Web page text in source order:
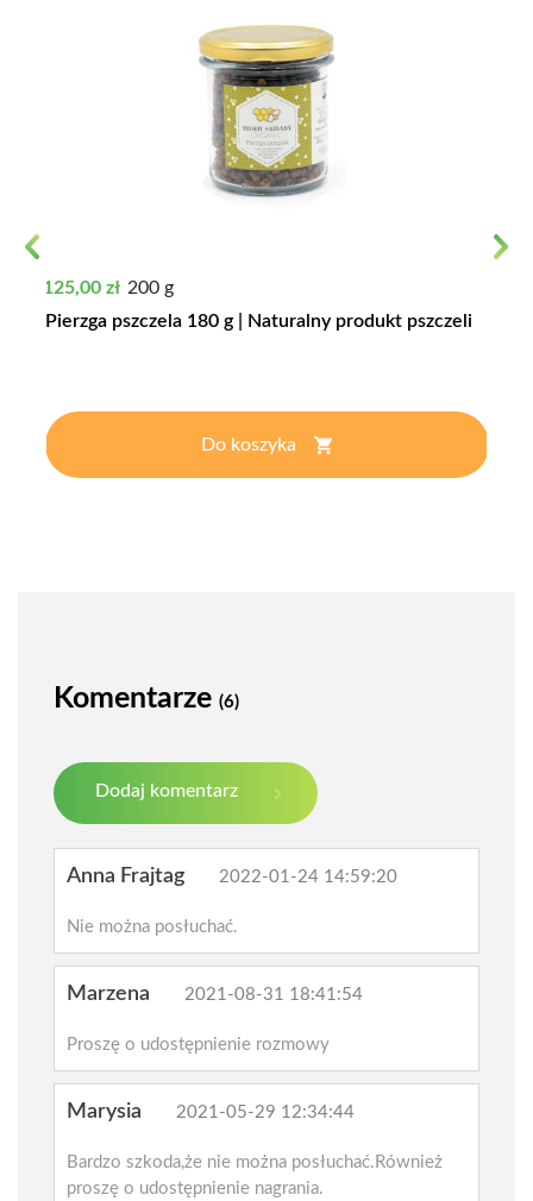
Cena
125,00 zł 200 g
Pierzga pszczela 180 g | Naturalny produkt pszczeli
Do koszyka
Komentarze (6)
Dodaj komentarz
Anna Frajtag 2022-01-24 14:59:20
Nie można posłuchać.
Marzena 2021-08-31 18:41:54
Proszę o udostępnienie rozmowy
Marysia 2021-05-29 12:34:44
Bardzo szkoda,że nie można posłuchać.Również
proszę o udostępnienie nagrania.